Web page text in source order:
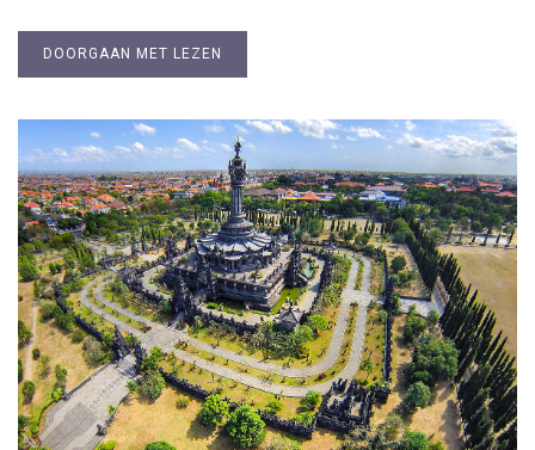
DOORGAAN MET LEZEN